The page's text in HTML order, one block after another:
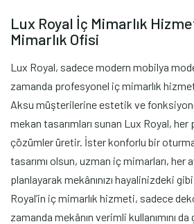
Lux Royal İç Mimarlık
Mimarlık Ofisi
Lux Royal, sadece modern mobilya
zamanda profesyonel iç mimarlık
Aksu müşterilerine estetik ve
mekan tasarımları sunan Lux Royal, her
çözümler üretir. İster konforlu bir
tasarımı olsun, uzman iç mimarları, her
planlayarak mekânınızı hayalinizdeki
Royal’in iç mimarlık hizmeti, sadece
zamanda mekânın verimli kullanımını